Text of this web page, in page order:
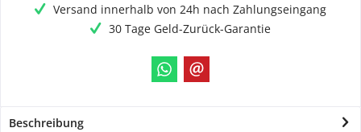
Versand innerhalb von 24h nach Zahlungseingang
30 Tage Geld-Zurück-Garantie
Beschreibung